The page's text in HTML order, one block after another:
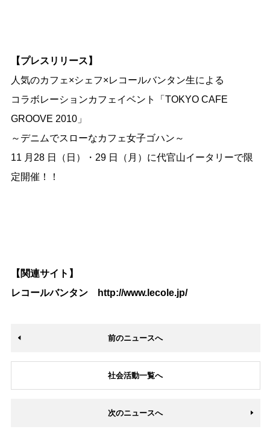
【プレスリリース】
人気のカフェ×シェフ×レコールバンタン生による
コラボレーションカフェイベント「TOKYO CAFE
GROOVE 2010」
～デニムでスローなカフェ女子ゴハン～
11 月28 日（日）・29 日（月）に代官山イータリーで限
定開催！！
【関連サイト】
レコールバンタン
http://www.lecole.jp/
前のニュースへ
社会活動一覧へ
次のニュースへ